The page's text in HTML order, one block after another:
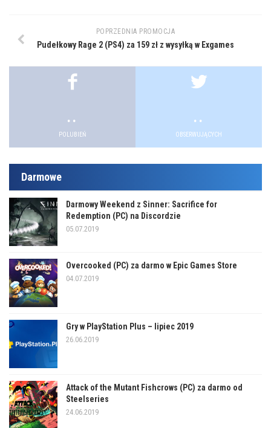
POPRZEDNIA PROMOCJA
Pudełkowy Rage 2 (PS4) za 159 zł z wysyłką w Exgames
..
POLUBIEŃ
..
OBSERWUJĄCYCH
Darmowe
Darmowy Weekend z Sinner: Sacrifice for
Redemption (PC) na Discordzie
05.07.2019
Overcooked (PC) za darmo w Epic Games Store
04.07.2019
Gry w PlayStation Plus – lipiec 2019
26.06.2019
Attack of the Mutant Fishcrows (PC) za darmo od
Steelseries
24.06.2019